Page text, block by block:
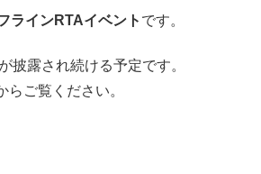
ラインRTAイベント です。
披露され続ける予定です。
らご覧ください。